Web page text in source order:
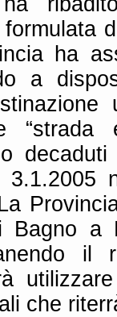
ha
a
“strada
Bagno a
il
che